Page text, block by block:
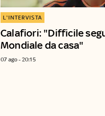
Calafiori: "Difficile
Mondiale da casa"
L'INTERVISTA
07 ago - 20:15